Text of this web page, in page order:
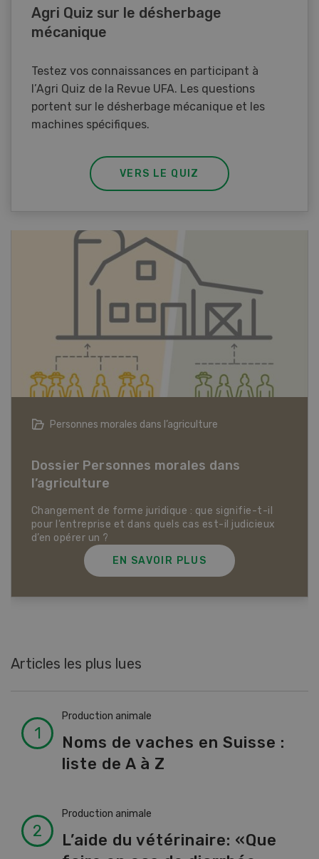
Agri Quiz sur le désherbage
mécanique
Testez vos connaissances en participant à
l’Agri Quiz de la Revue UFA. Les questions
portent sur le désherbage mécanique et les
machines spécifiques.
VERS LE QUIZ
Articles biologiques
Dossier Articles biologiques
EN SAVOIR PLUS
Articles les plus lues
Production animale
Noms de vaches en Suisse :
liste de A à Z
Production animale
L’aide du vétérinaire: «Que